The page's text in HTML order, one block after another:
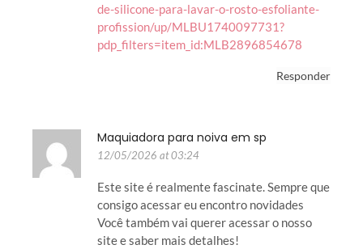
de-silicone-para-lavar-o-rosto-esfoliante-
profission/up/MLBU1740097731?
pdp_filters=item_id:MLB2896854678
Responder
Maquiadora para noiva em sp
12/05/2026 at 03:24
Este site é realmente fascinate. Sempre que
consigo acessar eu encontro novidades
Você também vai querer acessar o nosso
site e saber mais detalhes!